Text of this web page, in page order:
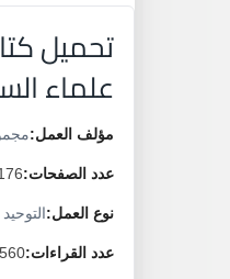
تحميل
علماء
مؤلف العمل:
عدد الصفحات:176
نوع العمل:التوحيد
عدد القراءات:560 مرة